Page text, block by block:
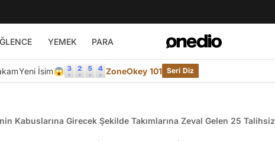
YEMEK PARA
Yeni İsim😱 ZoneOkey 101 Seri Diz
Kabuslarına Girecek Şekilde Takımlarına Zeval Gelen 25 Talihsiz